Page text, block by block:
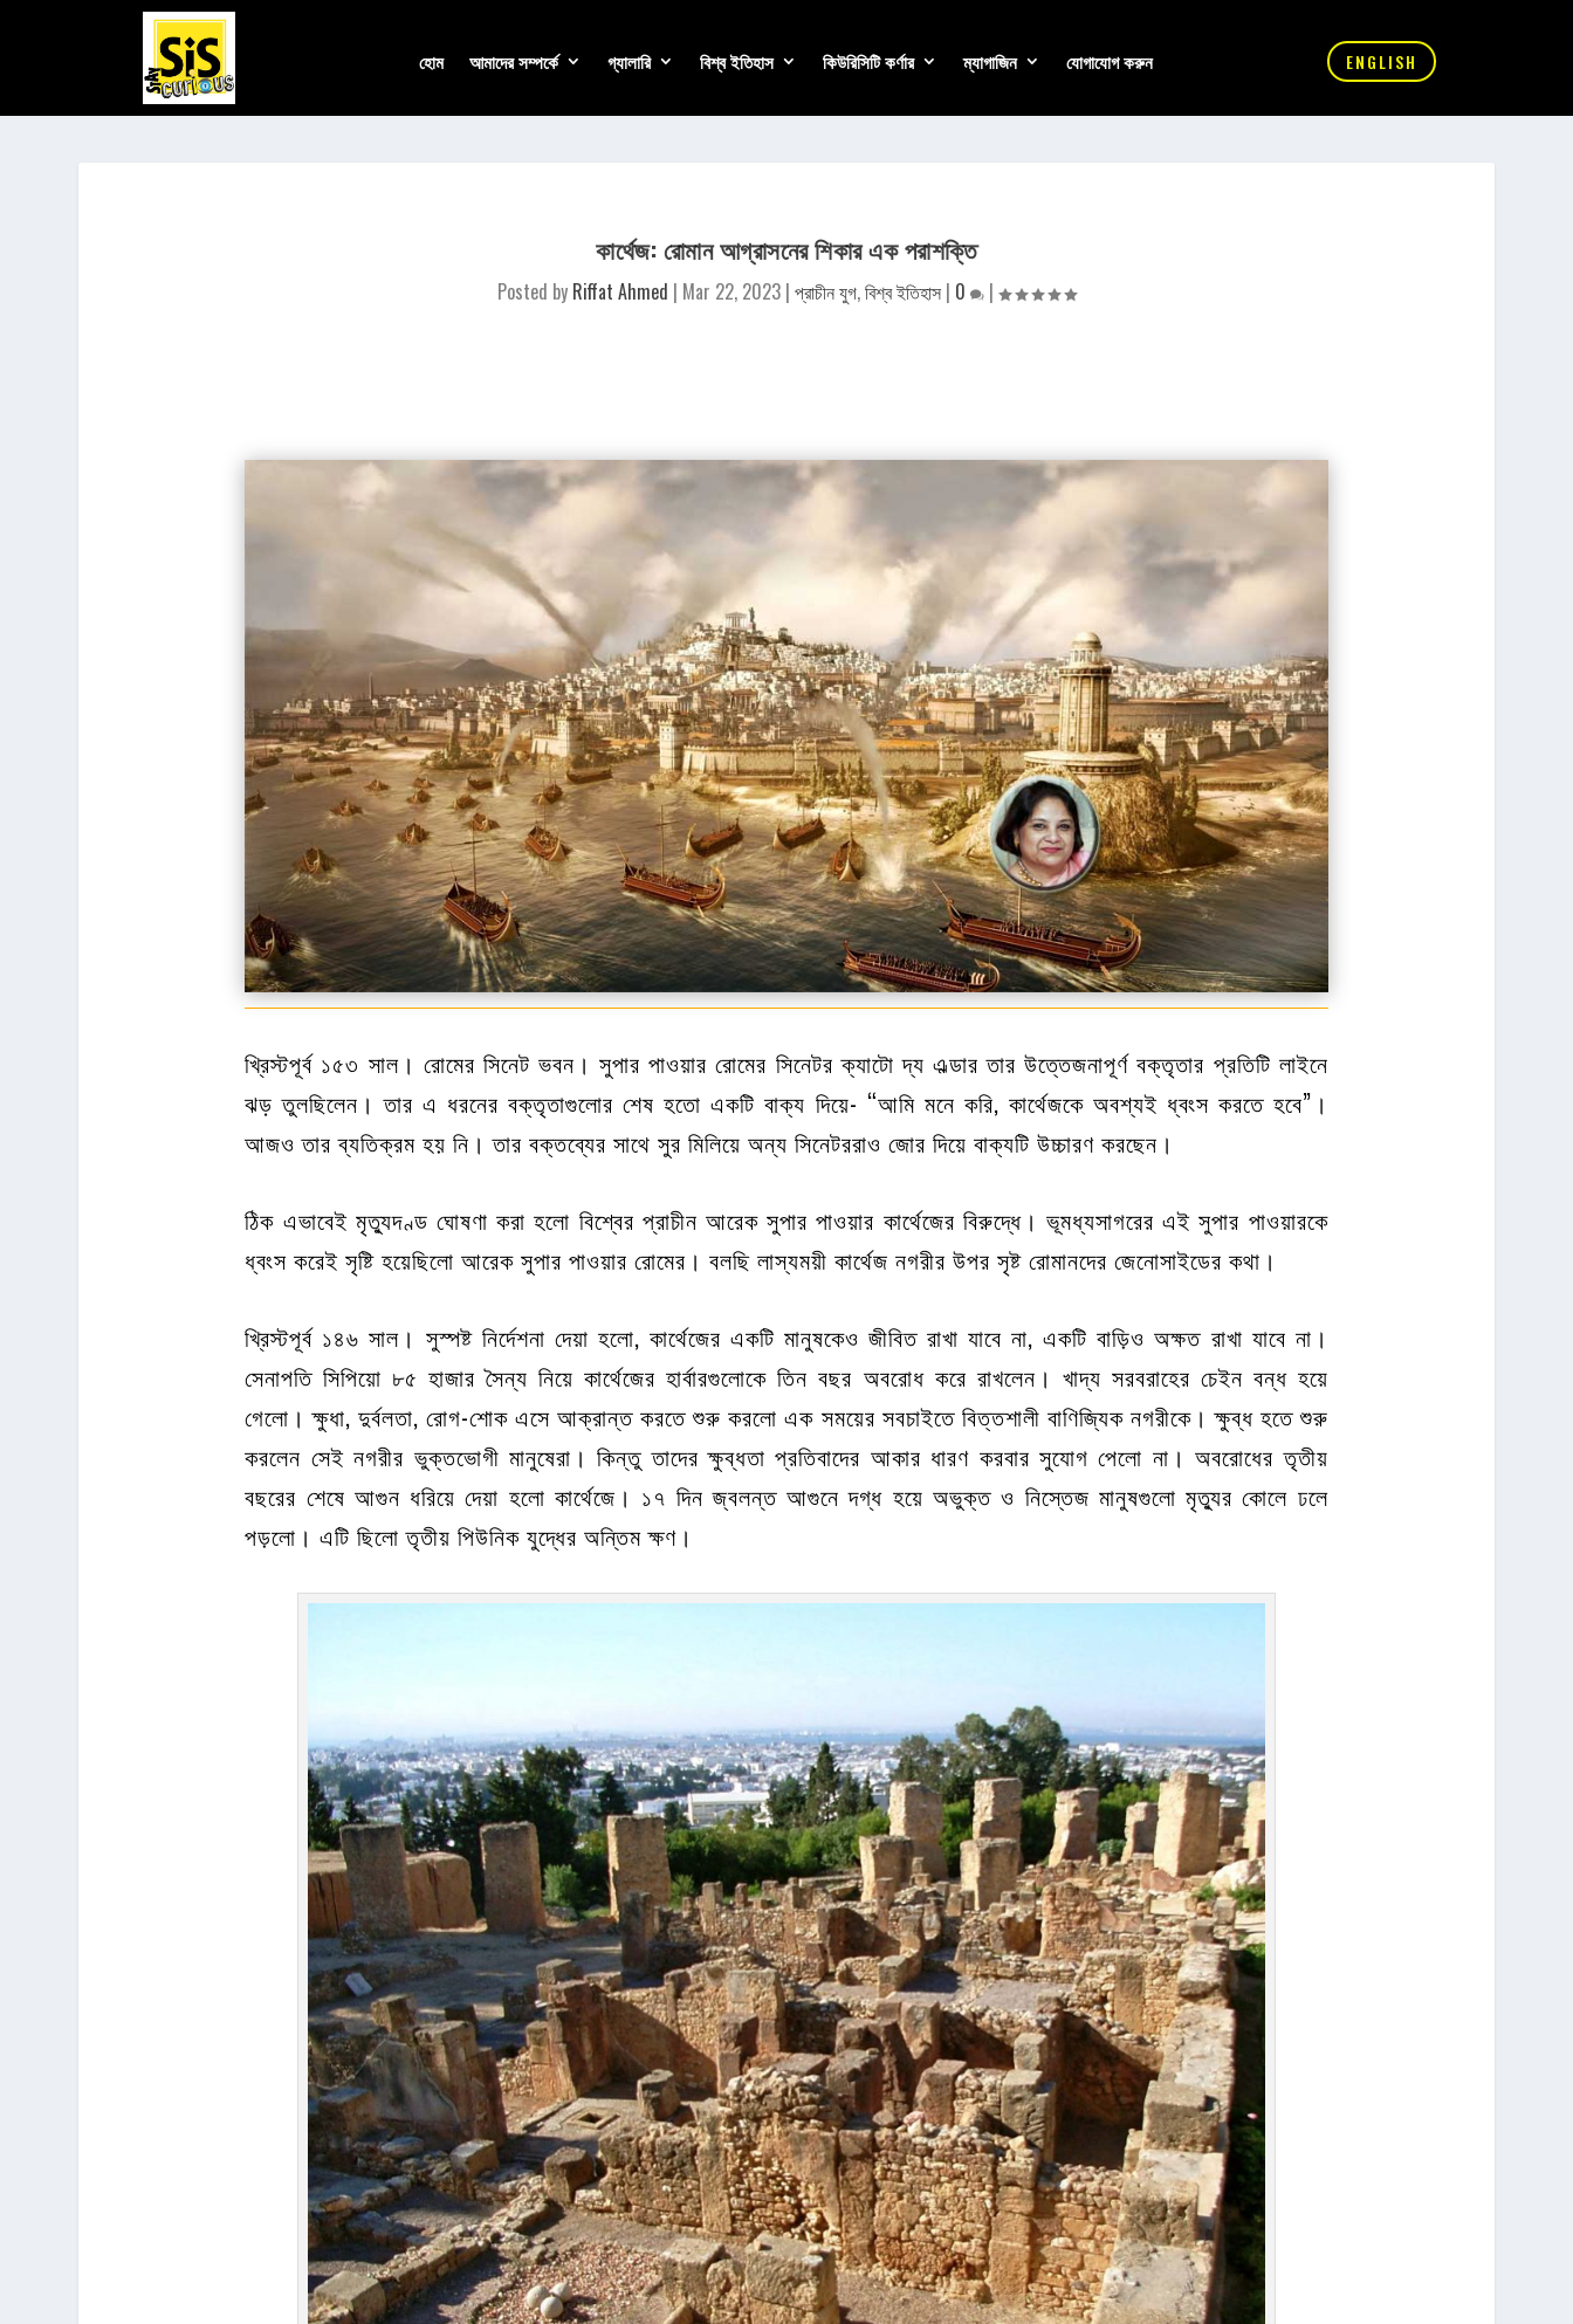
হোম আমাদের সম্পর্কে গ্যালারি বিশ্ব ইতিহাস কিউরিসিটি কর্ণার ম্যাগাজিন যোগাযোগ করুন ENGLISH
কার্থেজ: রোমান আগ্রাসনের শিকার এক পরাশক্তি
Posted by Riffat Ahmed | Mar 22, 2023 | প্রাচীন যুগ,বিশ্ব ইতিহাস | 0 |
খ্রিস্টপূর্ব ১৫৩ সাল। রোমের সিনেট ভবন। সুপার পাওয়ার রোমের সিনেটর ক্যাটো দ্য এল্ডার তার উত্তেজনাপূর্ণ বক্তৃতার প্রতিটি লাইনে
ঝড় তুলছিলেন। তার এ ধরনের বক্তৃতাগুলোর শেষ হতো একটি বাক্য দিয়ে- “আমি মনে করি, কার্থেজকে অবশ্যই ধ্বংস করতে হবে”।
আজও তার ব্যতিক্রম হয় নি। তার বক্তব্যের সাথে সুর মিলিয়ে অন্য সিনেটররাও জোর দিয়ে বাক্যটি উচ্চারণ করছেন।
ঠিক এভাবেই মৃত্যুদণ্ড ঘোষণা করা হলো বিশ্বের প্রাচীন আরেক সুপার পাওয়ার কার্থেজের বিরুদ্ধে। ভূমধ্যসাগরের এই সুপার পাওয়ারকে
ধ্বংস করেই সৃষ্টি হয়েছিলো আরেক সুপার পাওয়ার রোমের। বলছি লাস্যময়ী কার্থেজ নগরীর উপর সৃষ্ট রোমানদের জেনোসাইডের কথা।
খ্রিস্টপূর্ব ১৪৬ সাল। সুস্পষ্ট নির্দেশনা দেয়া হলো, কার্থেজের একটি মানুষকেও জীবিত রাখা যাবে না, একটি বাড়িও অক্ষত রাখা যাবে না।
সেনাপতি সিপিয়ো ৮৫ হাজার সৈন্য নিয়ে কার্থেজের হার্বারগুলোকে তিন বছর অবরোধ করে রাখলেন। খাদ্য সরবরাহের চেইন বন্ধ হয়ে
গেলো। ক্ষুধা, দুর্বলতা, রোগ-শোক এসে আক্রান্ত করতে শুরু করলো এক সময়ের সবচাইতে বিত্তশালী বাণিজ্যিক নগরীকে। ক্ষুব্ধ হতে শুরু
করলেন সেই নগরীর ভুক্তভোগী মানুষেরা। কিন্তু তাদের ক্ষুব্ধতা প্রতিবাদের আকার ধারণ করবার সুযোগ পেলো না। অবরোধের তৃতীয়
বছরের শেষে আগুন ধরিয়ে দেয়া হলো কার্থেজে। ১৭ দিন জ্বলন্ত আগুনে দগ্ধ হয়ে অভুক্ত ও নিস্তেজ মানুষগুলো মৃত্যুর কোলে ঢলে
পড়লো। এটি ছিলো তৃতীয় পিউনিক যুদ্ধের অন্তিম ক্ষণ।